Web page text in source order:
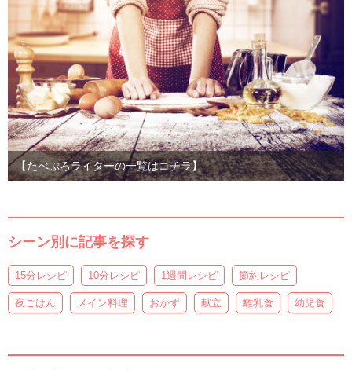
【たべぷろライターの一覧はコチラ】
シーン別に記事を探す
15分レシピ 10分レシピ 1週間レシピ 節約レシピ
夜ごはん メイン料理 おかず 献立 離乳食 幼児食